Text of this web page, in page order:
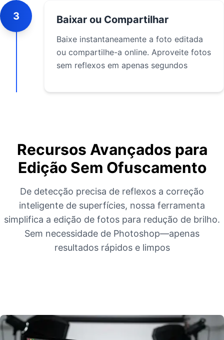
3 Baixar ou Compartilhar
Baixe instantaneamente a foto editada
ou compartilhe-a online. Aproveite fotos
sem reflexos em apenas segundos
Recursos Avançados para
Edição Sem Ofuscamento
De detecção precisa de reflexos a correção
inteligente de superfícies, nossa ferramenta
simplifica a edição de fotos para redução de brilho.
Sem necessidade de Photoshop—apenas
resultados rápidos e limpos